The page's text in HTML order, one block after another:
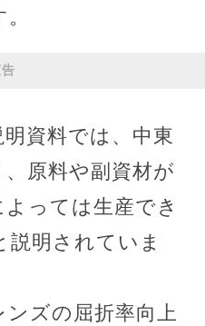
資料では、中東
原料や副資材が
っては生産でき
明されていま
ズの屈折率向上